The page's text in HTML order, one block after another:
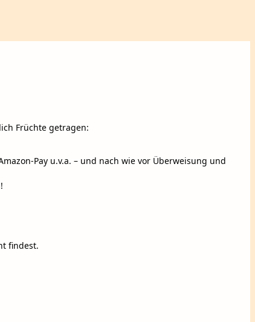
Früchte getragen:
Pay u.v.a. – und nach wie vor Überweisung und
findest.